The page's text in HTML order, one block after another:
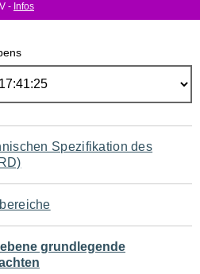
- Infos
Spezifikation des
grundlegende